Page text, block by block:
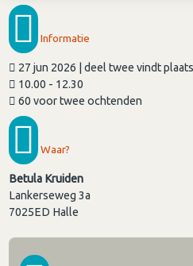
Informatie
27 jun 2026 | deel twee vindt
10.00 - 12.30
60 voor twee ochtenden
Waar?
Betula Kruiden
Lankerseweg 3a
7025ED Halle